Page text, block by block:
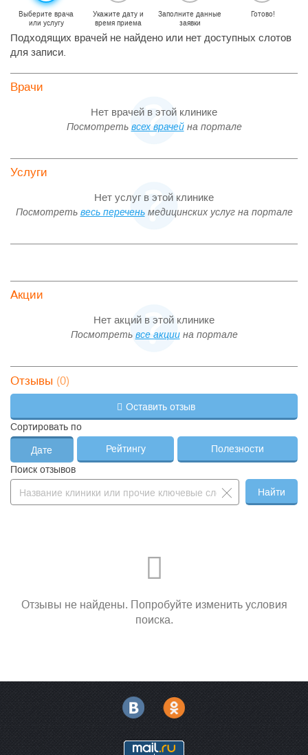
Выберите врача
или услугу
Укажите дату и
время приема
Заполните данные
заявки
Готово!
Подходящих врачей не найдено или нет доступных слотов
для записи.
Врачи
Нет врачей в этой клинике
Посмотреть всех врачейна портале
Услуги
Нет услуг в этой клинике
Посмотреть весь переченьмедицинских услуг на портале
Акции
Нет акций в этой клинике
Посмотреть все акциина портале
Отзывы (0)
Оставить отзыв
Сортировать по
Дате Рейтингу
Полезности
Поиск отзывов
Найти
Отзывы не найдены. Попробуйте изменить условия
поиска.